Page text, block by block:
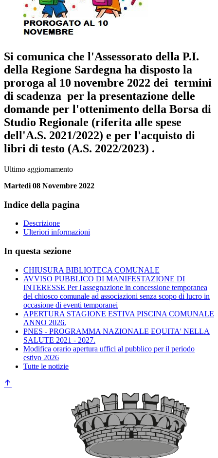
Si comunica che l'Assessorato della P.I.
della Regione Sardegna ha disposto la
proroga al 10 novembre 2022 dei termini
di scadenza per la presentazione delle
domande per l'ottenimento della Borsa di
Studio Regionale (riferita alle spese
dell'A.S. 2021/2022) e per l'acquisto di
libri di testo (A.S. 2022/2023) .
Ultimo aggiornamento
Martedi 08 Novembre 2022
Indice della pagina
Descrizione
Ulteriori informazioni
In questa sezione
CHIUSURA BIBLIOTECA COMUNALE
AVVISO PUBBLICO DI MANIFESTAZIONE DI
INTERESSE Per l'assegnazione in concessione temporanea
del chiosco comunale ad associazioni senza scopo di lucro in
occasione di eventi temporanei
APERTURA STAGIONE ESTIVA PISCINA COMUNALE
ANNO 2026.
PNES - PROGRAMMA NAZIONALE EQUITA' NELLA
SALUTE 2021 - 2027.
Modifica orario apertura uffici al pubblico per il periodo
estivo 2026
Tutte le notizie